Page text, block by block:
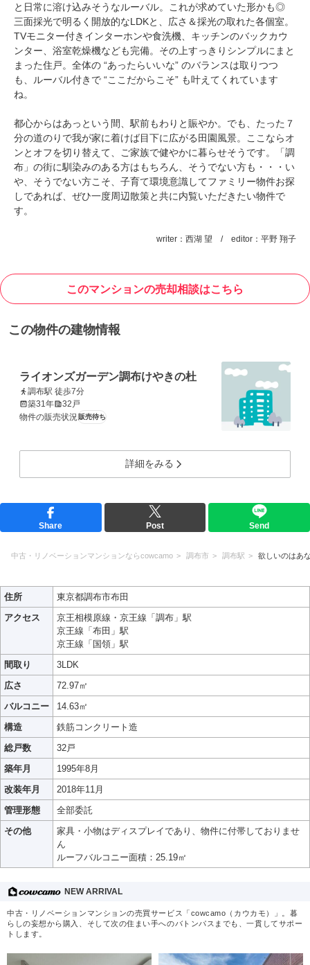
と日常に溶け込みそうなルーバル。これが求めていた形かも◎
三面採光で明るく開放的なLDKと、広さ＆採光の取れた各個室。
TVモニター付きインターホンや食洗機、キッチンのバックカウ
ンター、浴室乾燥機なども完備。その上すっきりシンプルにまと
まった住戸。全体の “あったらいいな” のバランスは取りつつ
も、ルーバル付きで “ここだからこそ” も叶えてくれています
ね。
都心からはあっという間、駅前もわりと賑やか。でも、たった７
分の道のりで我が家に着けば目下に広がる田園風景。ここならオ
ンとオフを切り替えて、ご家族で健やかに暮らせそうです。「調
布」の街に馴染みのある方はもちろん、そうでない方も・・・い
や、そうでない方こそ、子育て環境意識してファミリー物件お探
しであれば、ぜひ一度周辺散策と共に内覧いただきたい物件で
す。
writer：西湖 望 / editor：平野 翔子
このマンションの売却相談はこちら
この物件の建物情報
ライオンズガーデン調布けやきの杜
調布駅 徒歩7分
築31年
32戸
物件の販売状況販売待ち
詳細をみる
Share Post Send
中古・リノベーションマンションならcowcamo 調布市 調布駅 欲しいのはあ
住所
東京都調布市布田
アクセス
京王相模原線・京王線「調布」駅
京王線「布田」駅
京王線「国領」駅
間取り
3LDK
広さ
72.97㎡
バルコニー
14.63㎡
構造
鉄筋コンクリート造
総戸数
32戸
築年月
1995年8月
改装年月
2018年11月
管理形態
全部委託
その他
家具・小物はディスプレイであり、物件に付帯しておりませ
ん
ルーフバルコニー面積：25.19㎡
NEW ARRIVAL
中古・リノベーションマンションの売買サービス「cowcamo（カウカモ）」。暮
らしの妄想から購入、そして次の住まい手へのバトンパスまでも、一貫してサポー
トします。